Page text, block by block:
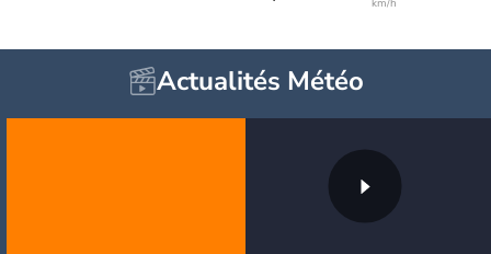
Actualités Météo